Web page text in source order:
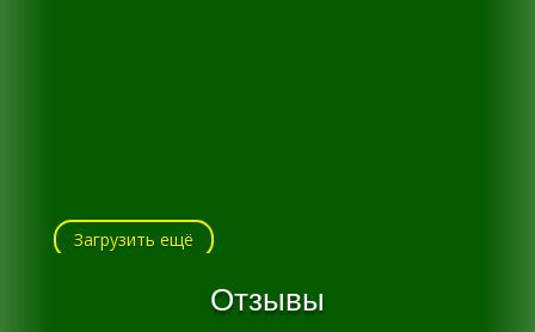
Загрузить ещё
Отзывы